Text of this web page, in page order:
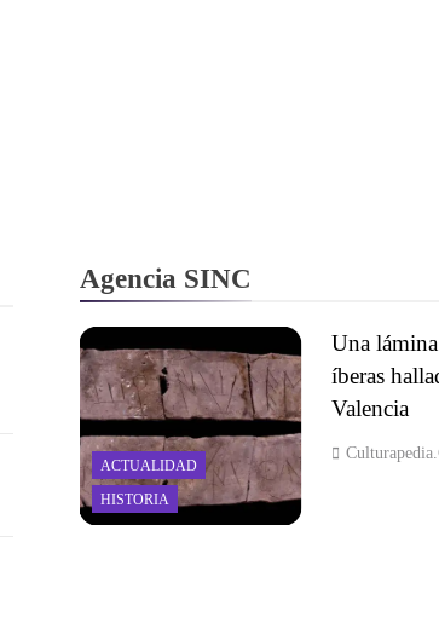
Agencia SINC
ACTUALIDAD
HISTORIA
Una
íberas
Valencia